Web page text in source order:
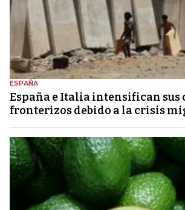
ESPAÑA
España e Italia intensifican sus
fronterizos debido a la crisis